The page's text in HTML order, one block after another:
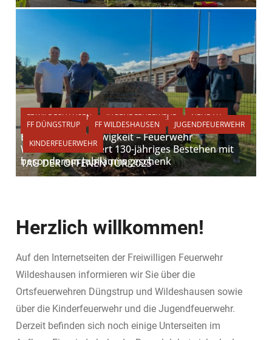
FF WILDESHAUSEN JUGENDFEUERWEHR NEUBAU
Ein Stein für die Ewigkeit – Feuerwehr
Wildeshausen feiert 130-jähriges Bestehen mit
besonderem Jubiläumsgeschenk
FF DÜNGSTRUP FF WILDESHAUSEN
JUGENDFEUERWEHR
KINDERFEUERWEHR
TAG DER OFFENEN TÜR 2025
Herzlich willkommen!
Auf den Internetseiten der Freiwilligen Feuerwehr
Wildeshausen informieren wir Sie über die
Ortsfeuerwehren Düngstrup und Wildeshausen sowie
über die Kinderfeuerwehr und die Jugendfeuerwehr.
Derzeit befinden sich noch einige Unterseiten im